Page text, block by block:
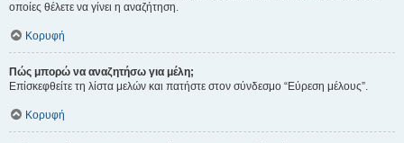
οποίες θέλετε να γίνει η αναζήτηση.
Κορυφή
Πώς μπορώ να αναζητήσω για μέλη;
Επίσκεφθείτε τη λίστα μελών και πατήστε στον σύνδεσμο “Εύρεση μέλους”.
Κορυφή